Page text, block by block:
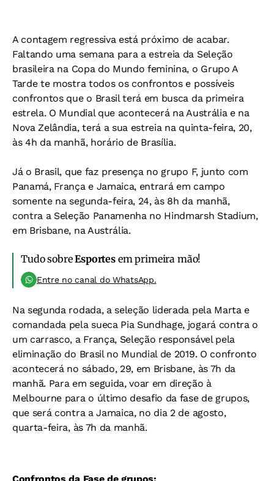
A contagem regressiva está próximo de acabar.
Faltando uma semana para a estreia da Seleção
brasileira na Copa do Mundo feminina, o Grupo A
Tarde te mostra todos os confrontos e possíveis
confrontos que o Brasil terá em busca da primeira
estrela. O Mundial que acontecerá na Austrália e na
Nova Zelândia, terá a sua estreia na quinta-feira, 20,
às 4h da manhã, horário de Brasília.
Já o Brasil, que faz presença no grupo F, junto com
Panamá, França e Jamaica, entrará em campo
somente na segunda-feira, 24, às 8h da manhã,
contra a Seleção Panamenha no Hindmarsh Stadium,
em Brisbane, na Austrália.
Tudo sobreEsportesem primeira mão!
Entre no canal do WhatsApp.
Na segunda rodada, a seleção liderada pela Marta e
comandada pela sueca Pia Sundhage, jogará contra o
um carrasco, a França, Seleção responsável pela
eliminação do Brasil no Mundial de 2019. O confronto
acontecerá no sábado, 29, em Brisbane, às 7h da
manhã. Para em seguida, voar em direção à
Melbourne para o último desafio da fase de grupos,
que será contra a Jamaica, no dia 2 de agosto,
quarta-feira, às 7h da manhã.